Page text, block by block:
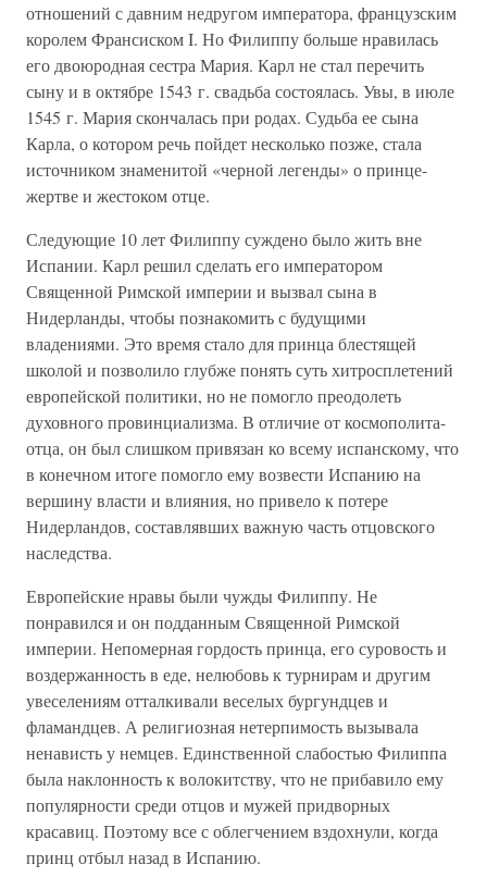
отношений с давним недругом императора, французским
королем Франсиском I. Но Филиппу больше нравилась
его двоюродная сестра Мария. Карл не стал перечить
сыну и в октябре 1543 г. свадьба состоялась. Увы, в июле
1545 г. Мария скончалась при родах. Судьба ее сына
Карла, о котором речь пойдет несколько позже, стала
источником знаменитой «черной легенды» о принце-
жертве и жестоком отце.
Следующие 10 лет Филиппу суждено было жить вне
Испании. Карл решил сделать его императором
Священной Римской империи и вызвал сына в
Нидерланды, чтобы познакомить с будущими
владениями. Это время стало для принца блестящей
школой и позволило глубже понять суть хитросплетений
европейской политики, но не помогло преодолеть
духовного провинциализма. В отличие от космополита-
отца, он был слишком привязан ко всему испанскому, что
в конечном итоге помогло ему возвести Испанию на
вершину власти и влияния, но привело к потере
Нидерландов, составлявших важную часть отцовского
наследства.
Европейские нравы были чужды Филиппу. Не
понравился и он подданным Священной Римской
империи. Непомерная гордость принца, его суровость и
воздержанность в еде, нелюбовь к турнирам и другим
увеселениям отталкивали веселых бургундцев и
фламандцев. А религиозная нетерпимость вызывала
ненависть у немцев. Единственной слабостью Филиппа
была наклонность к волокитству, что не прибавило ему
популярности среди отцов и мужей придворных
красавиц. Поэтому все с облегчением вздохнули, когда
принц отбыл назад в Испанию.